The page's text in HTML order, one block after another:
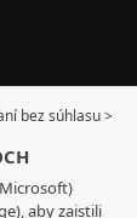
bez súhlasu >
Microsoft)
aby zaistili